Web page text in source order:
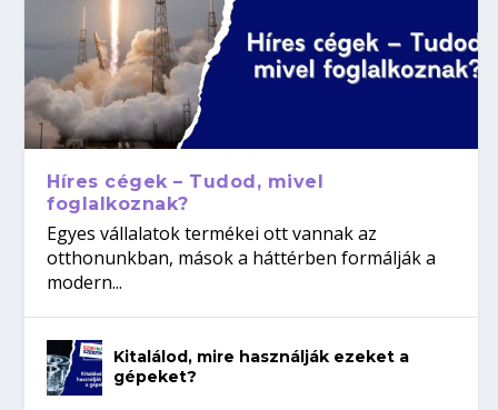
Híres cégek – Tudod, mivel
foglalkoznak?
Egyes vállalatok termékei ott vannak az
otthonunkban, mások a háttérben formálják a
modern...
Kitalálod, mire használják ezeket a
gépeket?